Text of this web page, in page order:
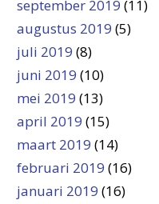
september 2019 (11)
augustus 2019 (5)
juli 2019 (8)
juni 2019 (10)
mei 2019 (13)
april 2019 (15)
maart 2019 (14)
februari 2019 (16)
januari 2019 (16)